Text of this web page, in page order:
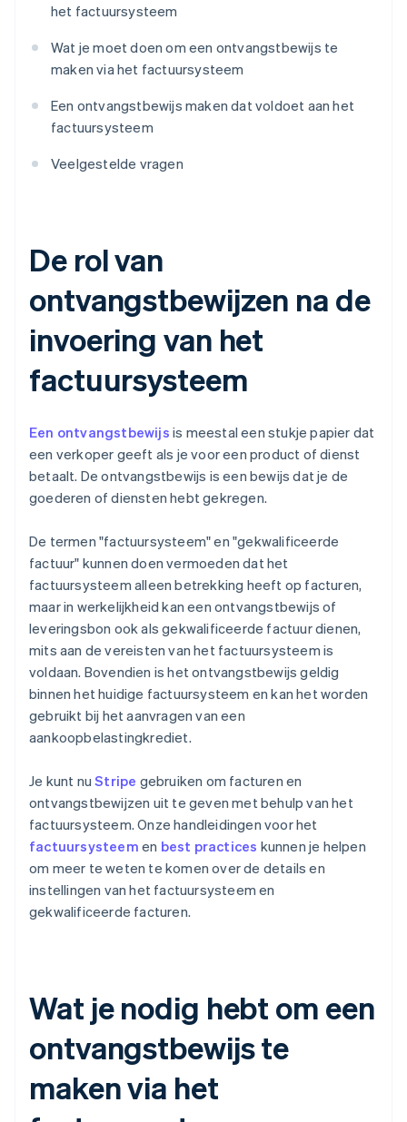
het factuursysteem
Wat je moet doen om een ontvangstbewijs te
maken via het factuursysteem
Een ontvangstbewijs maken dat voldoet aan het
factuursysteem
Veelgestelde vragen
De rol van
ontvangstbewijzen na de
invoering van het
factuursysteem
Een ontvangstbewijs is meestal een stukje papier dat
een verkoper geeft als je voor een product of dienst
betaalt. De ontvangstbewijs is een bewijs dat je de
goederen of diensten hebt gekregen.
De termen "factuursysteem" en "gekwalificeerde
factuur" kunnen doen vermoeden dat het
factuursysteem alleen betrekking heeft op facturen,
maar in werkelijkheid kan een ontvangstbewijs of
leveringsbon ook als gekwalificeerde factuur dienen,
mits aan de vereisten van het factuursysteem is
voldaan. Bovendien is het ontvangstbewijs geldig
binnen het huidige factuursysteem en kan het worden
gebruikt bij het aanvragen van een
aankoopbelastingkrediet.
Je kunt nuStripe gebruiken om facturen en
ontvangstbewijzen uit te geven met behulp van het
factuursysteem. Onze handleidingen voor het
factuursysteem en best practices kunnen je helpen
om meer te weten te komen over de details en
instellingen van het factuursysteem en
gekwalificeerde facturen.
Wat je nodig hebt om een
ontvangstbewijs te
maken via het